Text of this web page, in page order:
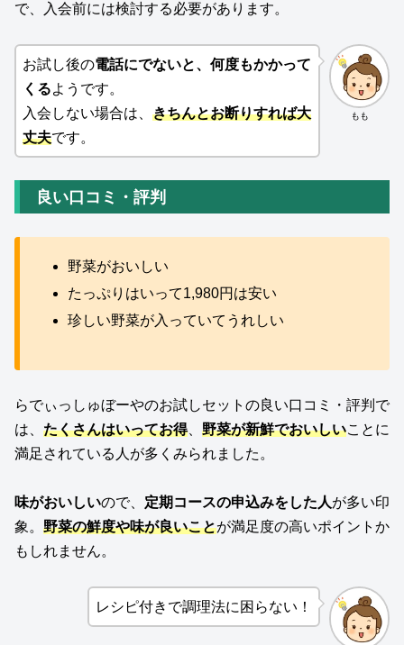
で、入会前には検討する必要があります。
もも
お試し後の電話にでないと、何度もかかって
くるようです。
入会しない場合は、 きちんとお断りすれば大
丈夫です。
良い口コミ・評判
野菜がおいしい
たっぷりはいって1,980円は安い
珍しい野菜が入っていてうれしい
らでぃっしゅぼーやのお試しセットの良い口コミ・評判で
は、 たくさんはいってお得、 野菜が新鮮でおいしいことに
満足されている人が多くみられました。
味がおいしいので、 定期コースの申込みをした人が多い印
象。 野菜の鮮度や味が良いことが満足度の高いポイントか
もしれません。
レシピ付きで調理法に困らない！